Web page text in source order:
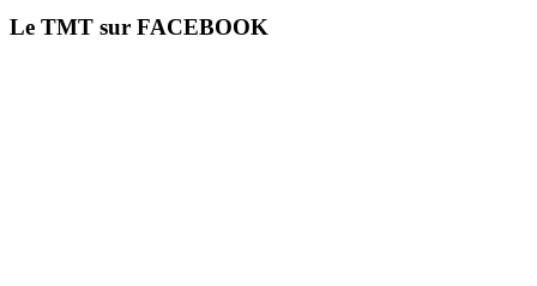
Le TMT sur FACEBOOK